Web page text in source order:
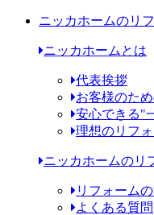
ニッカホームのリ
ニッカホームとは
代表挨拶
お客様のた
安心できる"
理想のリフ
ニッカホームのリ
リフォーム
よくある質問